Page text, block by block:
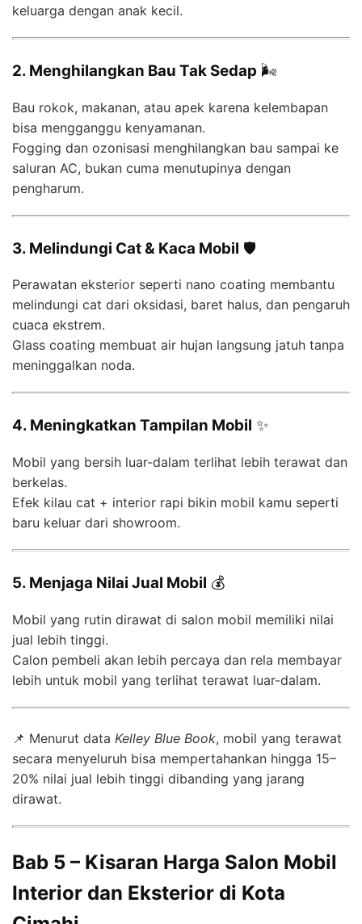
keluarga dengan anak kecil.
2. Menghilangkan Bau Tak Sedap 🌬️
Bau rokok, makanan, atau apek karena kelembapan
bisa mengganggu kenyamanan.
Fogging dan ozonisasi menghilangkan bau sampai ke
saluran AC, bukan cuma menutupinya dengan
pengharum.
3. Melindungi Cat & Kaca Mobil 🛡️
Perawatan eksterior seperti nano coating membantu
melindungi cat dari oksidasi, baret halus, dan pengaruh
cuaca ekstrem.
Glass coating membuat air hujan langsung jatuh tanpa
meninggalkan noda.
4. Meningkatkan Tampilan Mobil ✨
Mobil yang bersih luar-dalam terlihat lebih terawat dan
berkelas.
Efek kilau cat + interior rapi bikin mobil kamu seperti
baru keluar dari showroom.
5. Menjaga Nilai Jual Mobil 💰
Mobil yang rutin dirawat di salon mobil memiliki nilai
jual lebih tinggi.
Calon pembeli akan lebih percaya dan rela membayar
lebih untuk mobil yang terlihat terawat luar-dalam.
📌 Menurut data Kelley Blue Book, mobil yang terawat
secara menyeluruh bisa mempertahankan hingga 15–
20% nilai jual lebih tinggi dibanding yang jarang
dirawat.
Bab 5 – Kisaran Harga Salon Mobil
Interior dan Eksterior di Kota